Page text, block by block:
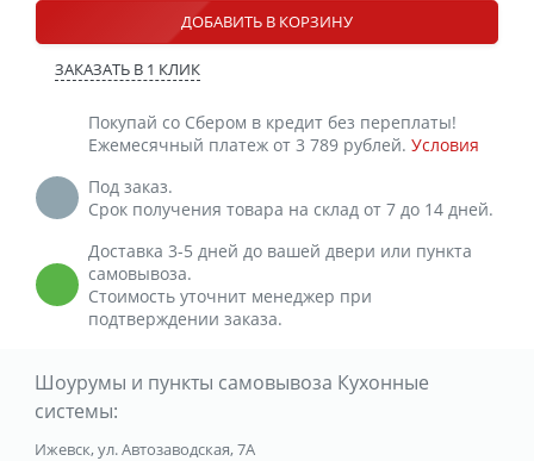
ДОБАВИТЬ В КОРЗИНУ
ЗАКАЗАТЬ В 1 КЛИК
Покупай со Сбером в кредит без переплаты!
Ежемесячный платеж от 3 789 рублей. Условия
Под заказ.
Срок получения товара на склад от 7 до 14 дней.
Доставка 3-5 дней до вашей двери или пункта
самовывоза.
Стоимость уточнит менеджер при
подтверждении заказа.
Шоурумы и пункты самовывоза Кухонные
системы:
Ижевск, ул. Автозаводская, 7А